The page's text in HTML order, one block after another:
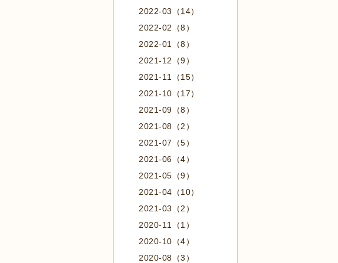
2022-03（14）
2022-02（8）
2022-01（8）
2021-12（9）
2021-11（15）
2021-10（17）
2021-09（8）
2021-08（2）
2021-07（5）
2021-06（4）
2021-05（9）
2021-04（10）
2021-03（2）
2020-11（1）
2020-10（4）
2020-08（3）